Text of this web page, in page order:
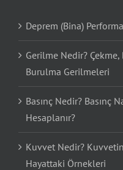
Deprem (Bina)
Gerilme Nedir? Çekme,
Burulma Gerilmeleri
Basınç Nedir? Basınç
Hesaplanır?
Kuvvet Nedir?
Hayattaki Örnekleri